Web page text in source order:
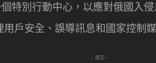
特別行動中心，以應對俄國入
戶安全、誤導訊息和國家控制
- 廣告 -